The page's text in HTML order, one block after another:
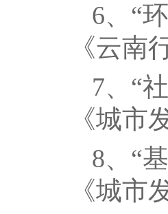
6、“
《云南
7、“
《城市
8、“
《城市